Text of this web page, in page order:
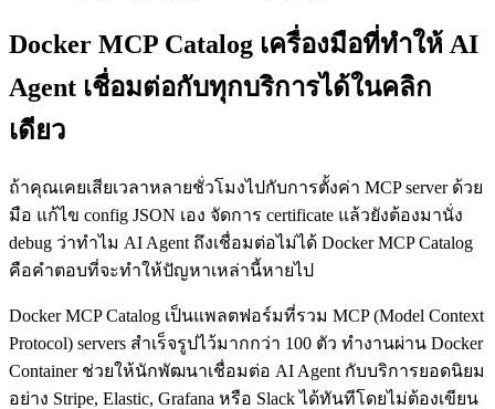
Docker MCP Catalog เครื่องมือที่ทำให้ AI
Agent เชื่อมต่อกับทุกบริการได้ในคลิก
เดียว
ถ้าคุณเคยเสียเวลาหลายชั่วโมงไปกับการตั้งค่า MCP server ด้วย
มือ แก้ไข config JSON เอง จัดการ certificate แล้วยังต้องมานั่ง
debug ว่าทำไม AI Agent ถึงเชื่อมต่อไม่ได้ Docker MCP Catalog
คือคำตอบที่จะทำให้ปัญหาเหล่านี้หายไป
Docker MCP Catalog เป็นแพลตฟอร์มที่รวม MCP (Model Context
Protocol) servers สำเร็จรูปไว้มากกว่า 100 ตัว ทำงานผ่าน Docker
Container ช่วยให้นักพัฒนาเชื่อมต่อ AI Agent กับบริการยอดนิยม
อย่าง Stripe, Elastic, Grafana หรือ Slack ได้ทันทีโดยไม่ต้องเขียน